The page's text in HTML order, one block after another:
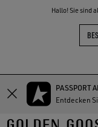
Hallo! Sie sind
Zum
Hauptinhalt
springen
Zum
Footer-
Inhalt
PASSPORT
Entdecken
ERLEBNISSE